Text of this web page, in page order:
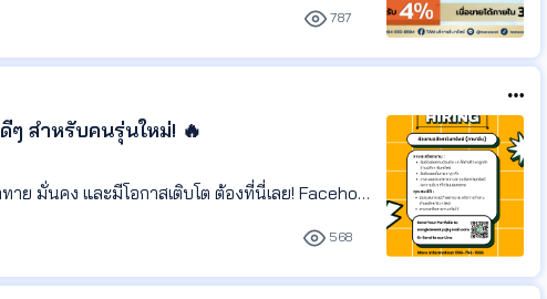
ะผลักดันผลงานของทีมให้เติบโตอย่างต่อเนื่อง
ห้มีประสิทธิภาพและขยายต่อได้ในอนาคต
เช่าให้กับทีม
แพลตฟอร์มที่แข็งแกร่งในย่านนี้
ลตฟอร์มและผลลัพธ์ทางธุรกิจ
โดยตรง
ทขายเอง
787
ๆ สำหรับคนรุ่นใหม่! 🔥
ย มั่นคง และมีโอกาสเติบโต ต้องที่นี่เลย! Facehom
ติมเต็มตำแหน่งสำคัญ!
568